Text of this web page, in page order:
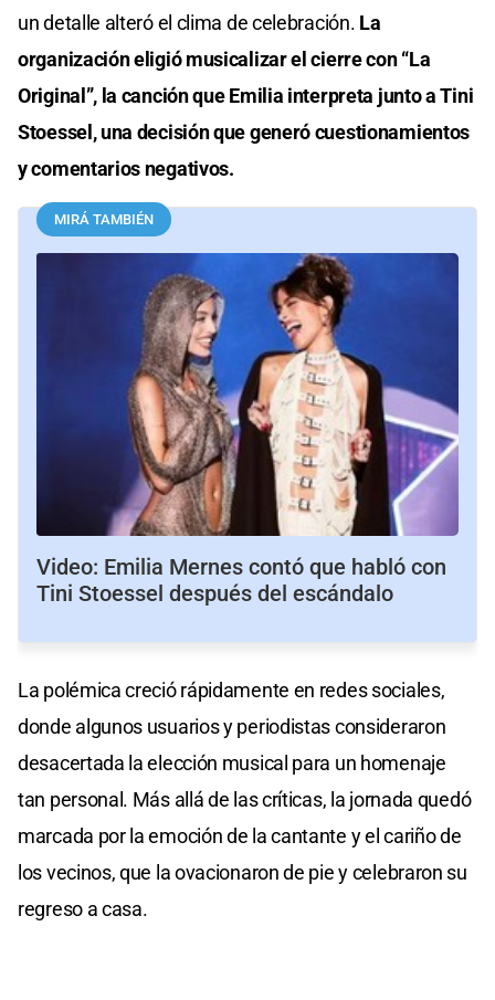
un detalle alteró el clima de celebración. La
organización eligió musicalizar el cierre con “La
Original”, la canción que Emilia interpreta junto a Tini
Stoessel, una decisión que generó cuestionamientos
y comentarios negativos.
MIRÁ TAMBIÉN
Video: Emilia Mernes contó que habló con
Tini Stoessel después del escándalo
La polémica creció rápidamente en redes sociales,
donde algunos usuarios y periodistas consideraron
desacertada la elección musical para un homenaje
tan personal. Más allá de las críticas, la jornada quedó
marcada por la emoción de la cantante y el cariño de
los vecinos, que la ovacionaron de pie y celebraron su
regreso a casa.